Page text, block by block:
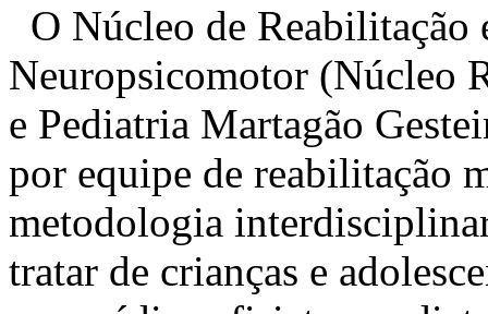
O Núcleo de Reabilitação
Neuropsicomotor (Núcleo
e Pediatria Martagão
por equipe de reabilitação
metodologia
tratar de crianças e